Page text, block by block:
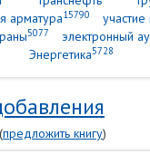
арматура15790 участие
5077 электронный
Энергетика5728
(предложить книгу)